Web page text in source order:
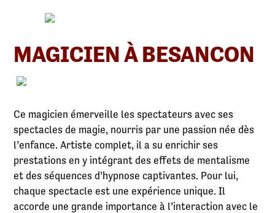
MAGICIEN À BESANCON
Ce magicien émerveille les spectateurs avec ses
spectacles de magie, nourris par une passion née dès
l’enfance. Artiste complet, il a su enrichir ses
prestations en y intégrant des effets de mentalisme
et des séquences d’hypnose captivantes. Pour lui,
chaque spectacle est une expérience unique. Il
accorde une grande importance à l’interaction avec le